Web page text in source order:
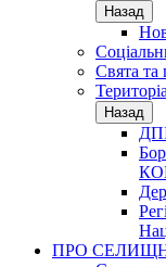
Назад
Свята та
Назад
ПРО